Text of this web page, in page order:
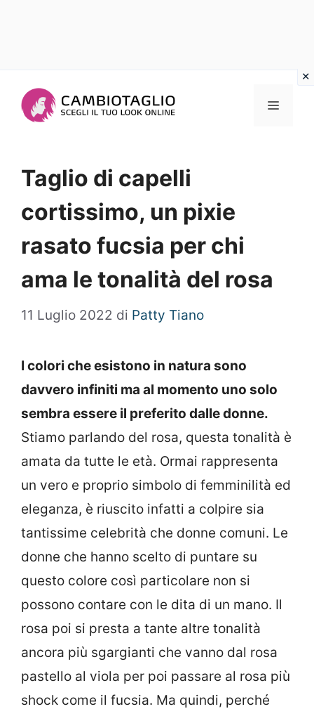
Menu
Taglio di capelli
cortissimo, un pixie
rasato fucsia per chi
ama le tonalità del rosa
11 Luglio 2022 di Patty Tiano
I colori che esistono in natura sono
davvero infiniti ma al momento uno solo
sembra essere il preferito dalle donne.
Stiamo parlando del rosa, questa tonalità è
amata da tutte le età. Ormai rappresenta
un vero e proprio simbolo di femminilità ed
eleganza, è riuscito infatti a colpire sia
tantissime celebrità che donne comuni. Le
donne che hanno scelto di puntare su
questo colore così particolare non si
possono contare con le dita di un mano. Il
rosa poi si presta a tante altre tonalità
ancora più sgargianti che vanno dal rosa
pastello al viola per poi passare al rosa più
shock come il fucsia. Ma quindi, perché